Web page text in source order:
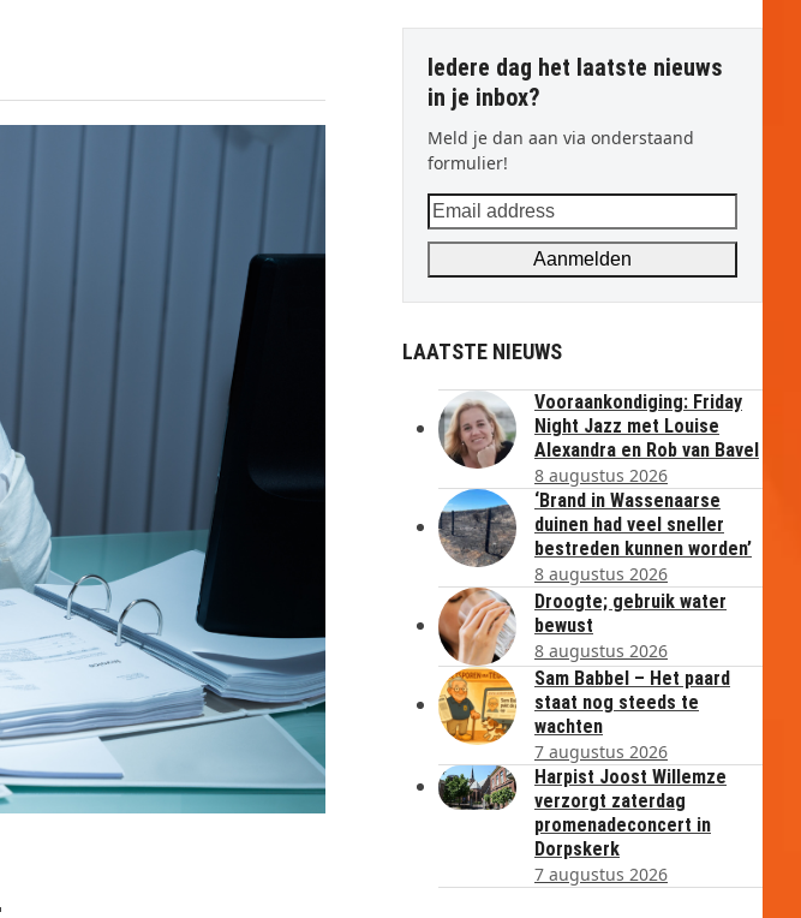
Iedere dag het laatste nieuws
in je inbox?
Meld je dan aan via onderstaand
formulier!
Email
address
Aanmelden
LAATSTE NIEUWS
Vooraankondiging: Friday
Night Jazz met Louise
Alexandra en Rob van Bavel
8 augustus 2026
‘Brand in Wassenaarse
duinen had veel sneller
bestreden kunnen worden’
8 augustus 2026
Droogte; gebruik water
bewust
8 augustus 2026
Sam Babbel – Het paard
staat nog steeds te
wachten
7 augustus 2026
Harpist Joost Willemze
verzorgt zaterdag
promenadeconcert in
Dorpskerk
7 augustus 2026